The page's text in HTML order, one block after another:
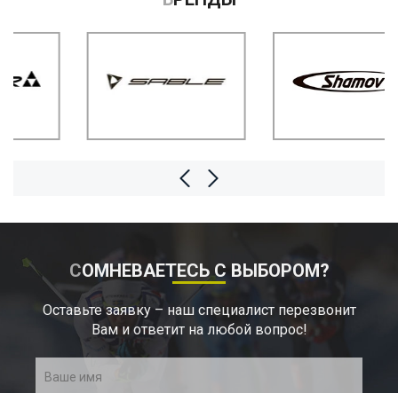
СОМНЕВАЕТЕСЬ С ВЫБОРОМ?
Оставьте заявку – наш специалист перезвонит
Вам и ответит на любой вопрос!